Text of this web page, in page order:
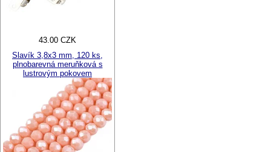
43.00 CZK
Slavík 3,8x3 mm, 120 ks,
plnobarevná meruňková s
lustrovým pokovem